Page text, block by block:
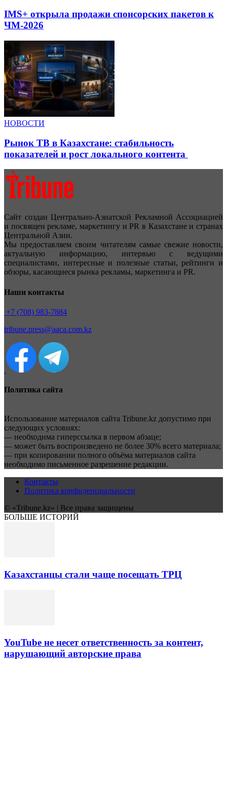
IMS+ открыла продажи спонсорских пакетов к
ЧМ-2026
НОВОСТИ
Рынок ТВ в Казахстане: стабильность
показателей и рост локального контента
Сайт создан Центрально-Азиатской Рекламной Ассоциацией
и посвящен рекламе, маркетингу и PR в Казахстане и странах
Центральной Азии.
Мы предоставляем своим читателям самые свежие новости,
актуальную информацию, интервью с ведущими
специалистами, интересные и полезные статьи, рейтинги и
обзоры, касающиеся рынка рекламы, маркетинга и PR.
Наши контакты
+7 (708) 983-7884
tribune.press@aaca.com.kz
Политика сайта
Использование материалов сайта Tribune.kz допустимо при
следующих условиях:
— необходима гиперссылка в первом абзаце;
— может быть воспроизведено не более 30% всего материала;
— при копировании полного объёма материалов сайта
необходимо письменное разрешение редакции.
Контакты
Политика конфиденциальности
© «Tribune.kz» | Все права защищены
БОЛЬШЕ ИСТОРИЙ
Казахстанцы стали чаще посещать ТРЦ
YouTube не несет ответственность за контент,
нарушающий авторские права